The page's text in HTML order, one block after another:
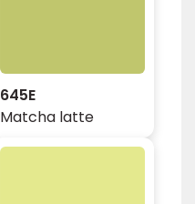
645E
Matcha latte